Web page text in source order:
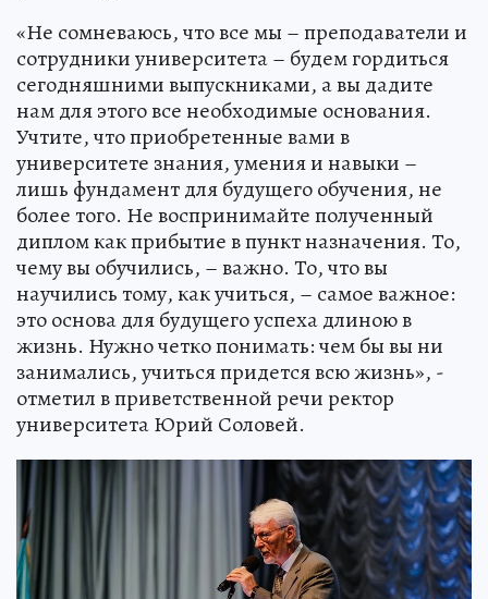
«Не сомневаюсь, что все мы – преподаватели и
сотрудники университета – будем гордиться
сегодняшними выпускниками, а вы дадите
нам для этого все необходимые основания.
Учтите, что приобретенные вами в
университете знания, умения и навыки –
лишь фундамент для будущего обучения, не
более того. Не воспринимайте полученный
диплом как прибытие в пункт назначения. То,
чему вы обучились, – важно. То, что вы
научились тому, как учиться, – самое важное:
это основа для будущего успеха длиною в
жизнь. Нужно четко понимать: чем бы вы ни
занимались, учиться придется всю жизнь», -
отметил в приветственной речи ректор
университета Юрий Соловей.